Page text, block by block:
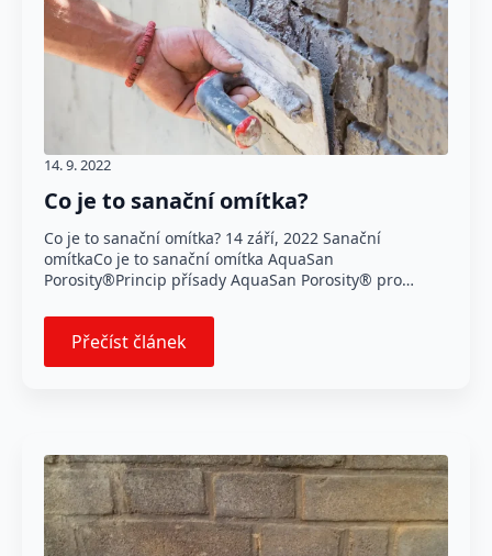
Co je to sanační omítka?
14. 9. 2022
Co je to sanační omítka? 14 září, 2022 Sanační
omítkaCo je to sanační omítka AquaSan
Porosity®Princip přísady AquaSan Porosity® pro…
Přečíst článek